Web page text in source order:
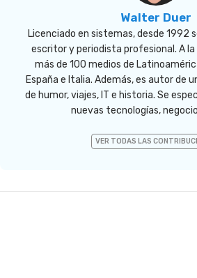
Walter Duer
Licenciado en sistemas, desde 1992
escritor y periodista profesional. A
más de 100 medios de
España e Italia. Además, es autor de
de humor, viajes, IT e historia. Se
nuevas tecnologías,
VER TODAS LAS